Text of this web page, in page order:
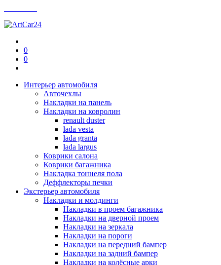
0
0
Интерьер автомобиля
Авточехлы
Накладки на панель
Накладки на ковролин
renault duster
lada vesta
lada granta
lada largus
Коврики салона
Коврики багажника
Накладка тоннеля пола
Деффлекторы печки
Экстерьер автомобиля
Накладки и молдинги
Накладки в проем багажника
Накладки на дверной проем
Накладки на зеркала
Накладки на пороги
Накладки на передний бампер
Накладки на задний бампер
Накладки на колёсные арки